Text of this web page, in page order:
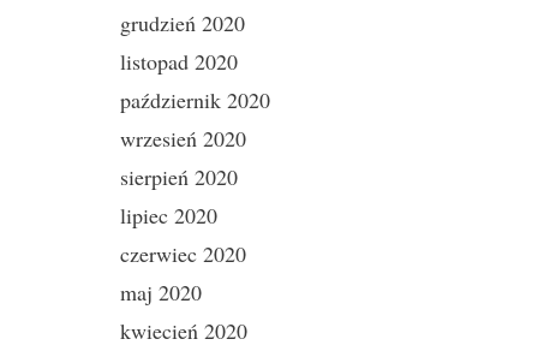
grudzień 2020
listopad 2020
październik 2020
wrzesień 2020
sierpień 2020
lipiec 2020
czerwiec 2020
maj 2020
kwiecień 2020